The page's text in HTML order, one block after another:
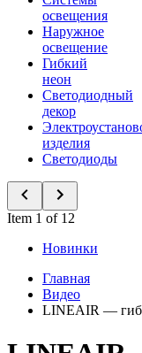
освещения
Наружное
освещение
Гибкий
неон
Светодиодный
декор
изделия
Светодиоды
Item 1 of 12
Новинки
Главная
Видео
LINEAIR —